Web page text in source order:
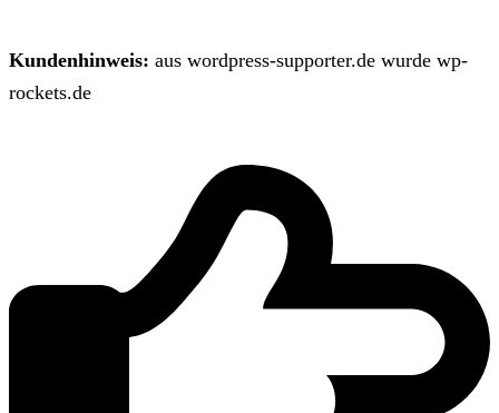
Kundenhinweis: aus wordpress-supporter.de wurde wp-
rockets.de